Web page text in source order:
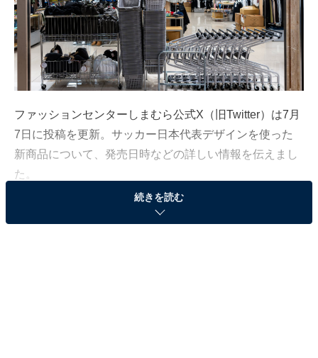
ファッションセンターしまむら公式X（旧Twitter）は7月
7日に投稿を更新。サッカー日本代表デザインを使った
新商品について、発売日時などの詳しい情報を伝えまし
た。
この記事の執筆者：
続きを読む